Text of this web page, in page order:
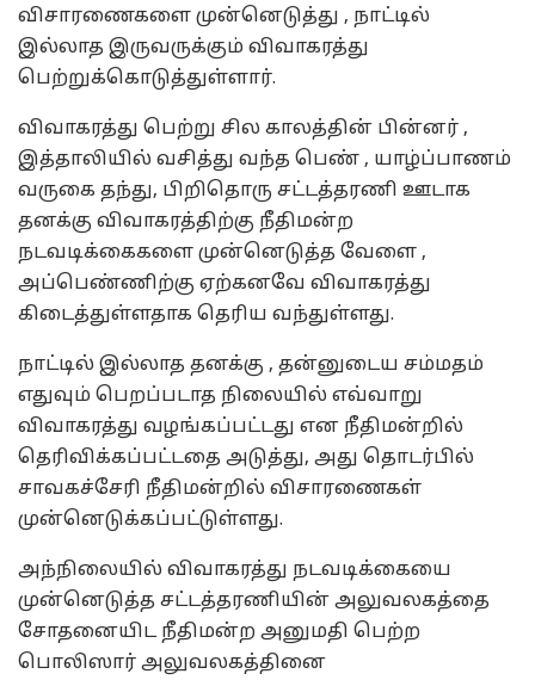
விசாரணைகளை முன்னெடுத்து , நாட்டில்
இல்லாத இருவருக்கும் விவாகரத்து
பெற்றுக்கொடுத்துள்ளார்.
விவாகரத்து பெற்று சில காலத்தின் பின்னர் ,
இத்தாலியில் வசித்து வந்த பெண் , யாழ்ப்பாணம்
வருகை தந்து, பிறிதொரு சட்டத்தரணி ஊடாக
தனக்கு விவாகரத்திற்கு நீதிமன்ற
நடவடிக்கைகளை முன்னெடுத்த வேளை ,
அப்பெண்ணிற்கு ஏற்கனவே விவாகரத்து
கிடைத்துள்ளதாக தெரிய வந்துள்ளது.
நாட்டில் இல்லாத தனக்கு , தன்னுடைய சம்மதம்
எதுவும் பெறப்படாத நிலையில் எவ்வாறு
விவாகரத்து வழங்கப்பட்டது என நீதிமன்றில்
தெரிவிக்கப்பட்டதை அடுத்து, அது தொடர்பில்
சாவகச்சேரி நீதிமன்றில் விசாரணைகள்
முன்னெடுக்கப்பட்டுள்ளது.
அந்நிலையில் விவாகரத்து நடவடிக்கையை
முன்னெடுத்த சட்டத்தரணியின் அலுவலகத்தை
சோதனையிட நீதிமன்ற அனுமதி பெற்ற
பொலிஸார் அலுவலகத்தினை